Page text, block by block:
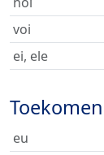
voi
ei, ele
eu